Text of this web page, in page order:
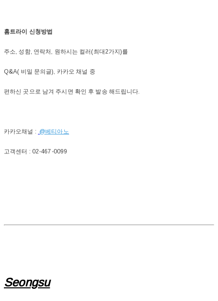
홈트라이 신청방법
주소, 성함, 연락처, 원하시는 컬러(최대2가지)를
Q&A( 비밀 문의글), 카카오 채널 중
편하신 곳으로 남겨 주시면 확인 후 발송 해드립니다.
카카오채널 : @베티아노
고객센터 : 02-467-0099
Seongsu